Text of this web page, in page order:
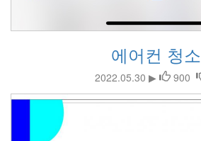
에어컨 청소
2022.05.30 ▶ 900